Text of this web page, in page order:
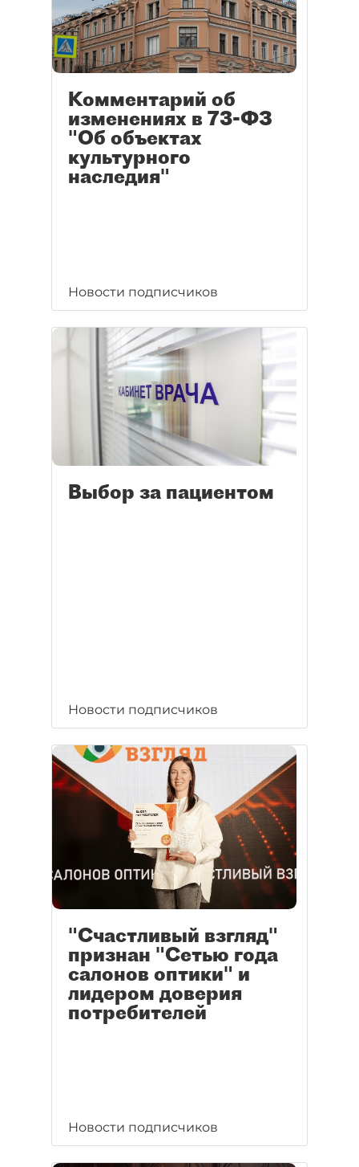
Комментарий об
изменениях в 73-ФЗ
"Об объектах
культурного
наследия"
Новости подписчиков
Выбор за пациентом
Новости подписчиков
"Счастливый взгляд"
признан "Сетью года
салонов оптики" и
лидером доверия
потребителей
Новости подписчиков